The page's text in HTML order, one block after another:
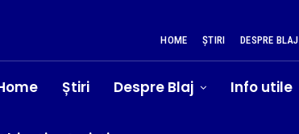
HOME ȘTIRI DESPRE BLAJ
Știri Despre Blaj Info utile